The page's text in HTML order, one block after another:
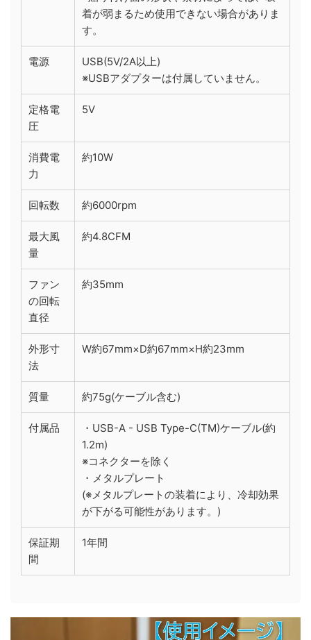
着が弱まるため使用できない場合がありま
す。
電源
USB(5V/2A以上)
※USBアダプターは付属していません。
定格電
圧
5V
消費電
力
約10W
回転数 約6000rpm
最大風
量
約4.8CFM
ファン
の回転
直径
約35mm
外形寸
法
W約67mm×D約67mm×H約23mm
質量 約75g(ケーブル含む)
付属品
・USB-A - USB Type-C(TM)ケーブル(約
1.2m)
※コネクターを除く
・メタルプレート
(※メタルプレートの装着により、冷却効果
が下がる可能性があります。)
保証期
間
1年間